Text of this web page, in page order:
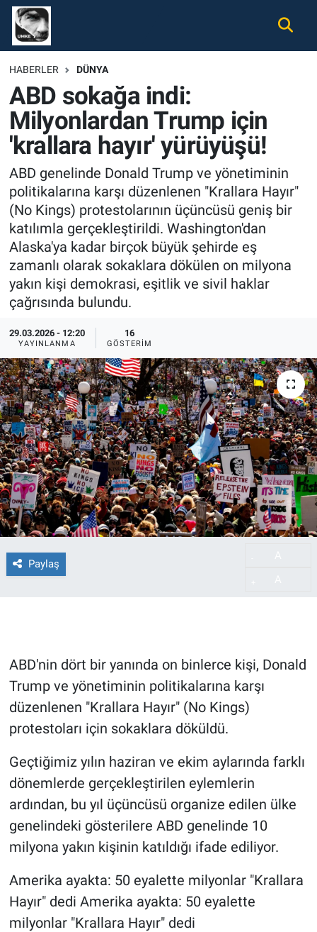
HABERLER DÜNYA
ABD sokağa indi:
Milyonlardan Trump için
'krallara hayır' yürüyüşü!
ABD genelinde Donald Trump ve yönetiminin
politikalarına karşı düzenlenen "Krallara Hayır"
(No Kings) protestolarının üçüncüsü geniş bir
katılımla gerçekleştirildi. Washington'dan
Alaska'ya kadar birçok büyük şehirde eş
zamanlı olarak sokaklara dökülen on milyona
yakın kişi demokrasi, eşitlik ve sivil haklar
çağrısında bulundu.
29.03.2026 - 12:20
YAYINLANMA
16
GÖSTERIM
Paylaş
ABD'nin dört bir yanında on binlerce kişi, Donald
Trump ve yönetiminin politikalarına karşı
düzenlenen "Krallara Hayır" (No Kings)
protestoları için sokaklara döküldü.
Geçtiğimiz yılın haziran ve ekim aylarında farklı
dönemlerde gerçekleştirilen eylemlerin
ardından, bu yıl üçüncüsü organize edilen ülke
genelindeki gösterilere ABD genelinde 10
milyona yakın kişinin katıldığı ifade ediliyor.
Amerika ayakta: 50 eyalette milyonlar "Krallara
Hayır" dedi Amerika ayakta: 50 eyalette
milyonlar "Krallara Hayır" dedi
Gündem
Ekonomi
Spor
Tüm Haberler
İletişim
Künye
Nöbetçi Eczaneler
Hava Durumu
Namaz Vakitleri
Süper Lig Puan Durumu ve Fikstür
Tüm Manşetler
Son Dakika Haberleri
Haber Arşivi